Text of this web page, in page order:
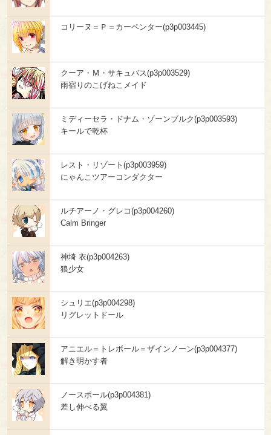
コリーヌ＝Ｐ＝カーペンター(p3p003445)
クーア・Ｍ・サキュバス(p3p003529)
雨宿りのこげねこメイド
ミディーセラ・ドナム・ゾーンブルク(p3p003593)
キールで乾杯
レスト・リゾート(p3p003959)
にゃんこツアーコンダクター
ルチアーノ・グレコ(p3p004260)
Calm Bringer
神埼 衣(p3p004263)
狼少女
シュリエ(p3p004298)
リグレットドール
アニエル＝トレボール＝ザインノーン(p3p004377)
解き明かす者
ノースポール(p3p004381)
差し伸べる翼